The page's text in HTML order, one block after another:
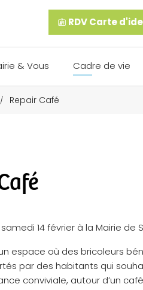
RDV Carte
& Vous Cadre de vie
/ Repair Café
14 février à la Mairie de
un espace où des bricoleurs
par des habitants qui
conviviale, autour d’un